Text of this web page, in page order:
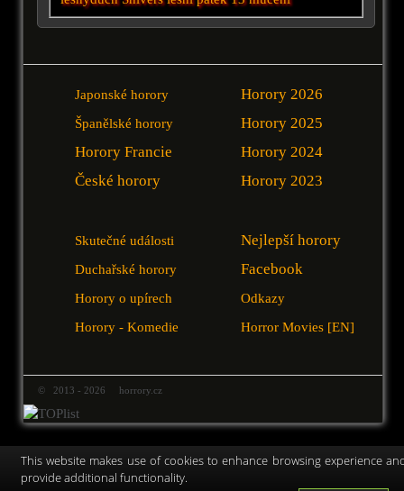
Japonské horory
Španělské horory
Horory Francie
České horory
Horory 2026
Horory 2025
Horory 2024
Horory 2023
Skutečné události
Duchařské horory
Horory o upírech
Horory - Komedie
Nejlepší horory
Facebook
Odkazy
Horror Movies [EN]
© 2013 - 2026 horrory.cz
This website makes use of cookies to enhance browsing experience
provide additional functionality.